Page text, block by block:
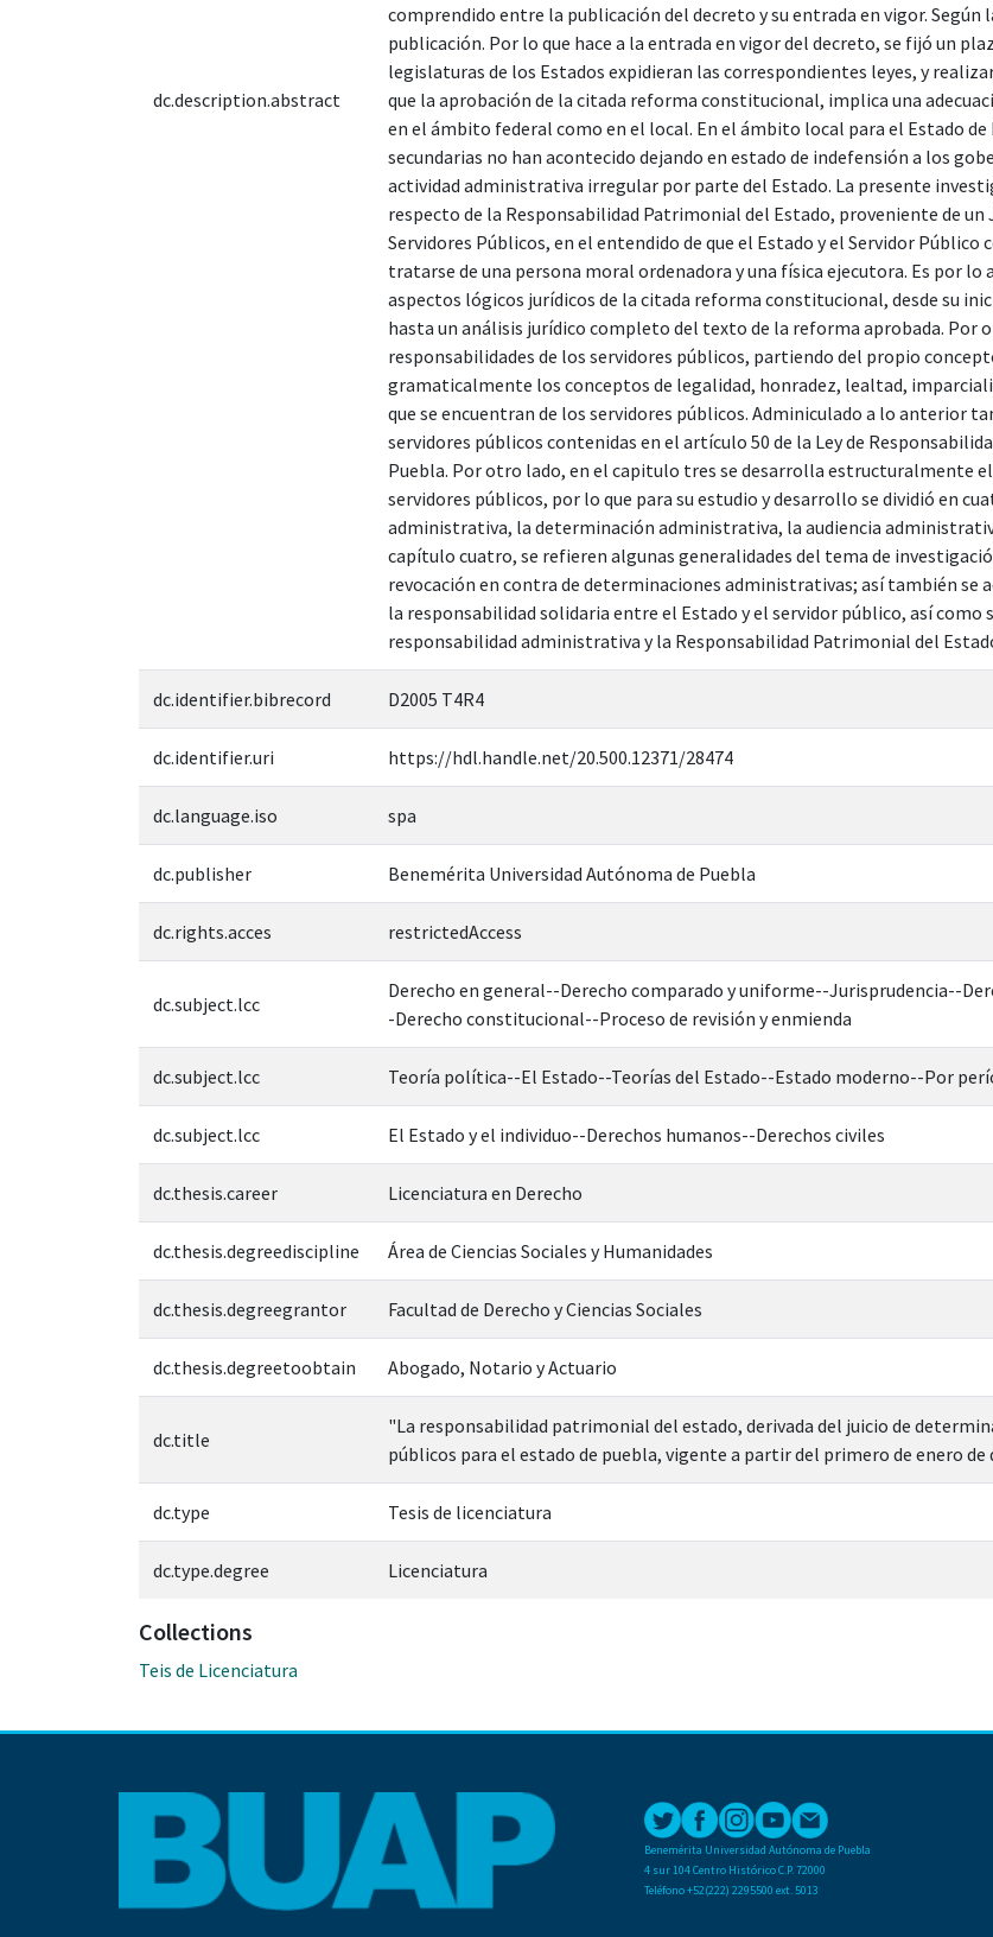
dc.description.abstract
comprendido entre la publicación del decreto y su entrada en vigor.
publicación. Por lo que hace a la entrada en vigor del decreto, se fijó un
legislaturas de los Estados expidieran las correspondientes leyes, y
que la aprobación de la citada reforma constitucional, implica una
en el ámbito federal como en el local. En el ámbito local para el Estado de
secundarias no han acontecido dejando en estado de indefensión a los
actividad administrativa irregular por parte del Estado. La presente
respecto de la Responsabilidad Patrimonial del Estado, proveniente de
Servidores Públicos, en el entendido de que el Estado y el Servidor
tratarse de una persona moral ordenadora y una física ejecutora. Es por
aspectos lógicos jurídicos de la citada reforma constitucional, desde su
hasta un análisis jurídico completo del texto de la reforma aprobada. Por
responsabilidades de los servidores públicos, partiendo del propio
gramaticalmente los conceptos de legalidad, honradez, lealtad,
que se encuentran de los servidores públicos. Adminiculado a lo anterior
servidores públicos contenidas en el artículo 50 de la Ley de
Puebla. Por otro lado, en el capitulo tres se desarrolla estructuralmente
servidores públicos, por lo que para su estudio y desarrollo se dividió en
administrativa, la determinación administrativa, la audiencia
capítulo cuatro, se refieren algunas generalidades del tema de
revocación en contra de determinaciones administrativas; así también se
la responsabilidad solidaria entre el Estado y el servidor público, así
responsabilidad administrativa y la Responsabilidad Patrimonial del
dc.identifier.bibrecord D2005 T4R4
dc.identifier.uri https://hdl.handle.net/20.500.12371/28474
dc.language.iso spa
dc.publisher Benemérita Universidad Autónoma de Puebla
dc.rights.acces restrictedAccess
dc.subject.lcc
Derecho en general--Derecho comparado y uniforme--Jurisprudencia--
-Derecho constitucional--Proceso de revisión y enmienda
dc.subject.lcc Teoría política--El Estado--Teorías del Estado--Estado moderno--Por
dc.subject.lcc El Estado y el individuo--Derechos humanos--Derechos civiles
dc.thesis.career Licenciatura en Derecho
dc.thesis.degreediscipline Área de Ciencias Sociales y Humanidades
dc.thesis.degreegrantor Facultad de Derecho y Ciencias Sociales
dc.thesis.degreetoobtain Abogado, Notario y Actuario
dc.title
"La responsabilidad patrimonial del estado, derivada del juicio de
públicos para el estado de puebla, vigente a partir del primero de enero
dc.type Tesis de licenciatura
dc.type.degree Licenciatura
Collections
Teis de Licenciatura
Benemérita Universidad Autónoma de Puebla
4 sur 104 Centro Histórico C.P. 72000
Teléfono +52(222) 2295500 ext. 5013